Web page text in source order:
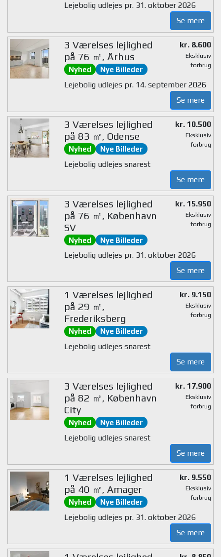
Lejebolig udlejes pr. 31. oktober 2026
Se mere
3 Værelses lejlighed
på 76 ㎡, Århus
Nyhed Nye Billeder
kr. 8.600
Eksklusiv
forbrug
Lejebolig udlejes pr. 14. september 2026
Se mere
3 Værelses lejlighed
på 83 ㎡, Odense
Nyhed Nye Billeder
kr. 10.500
Eksklusiv
forbrug
Lejebolig udlejes snarest
Se mere
3 Værelses lejlighed
på 76 ㎡, København
SV
Nyhed Nye Billeder
kr. 15.950
Eksklusiv
forbrug
Lejebolig udlejes pr. 31. oktober 2026
Se mere
1 Værelses lejlighed
på 29 ㎡,
Frederiksberg
Nyhed Nye Billeder
kr. 9.150
Eksklusiv
forbrug
Lejebolig udlejes snarest
Se mere
3 Værelses lejlighed
på 82 ㎡, København
City
Nyhed Nye Billeder
kr. 17.900
Eksklusiv
forbrug
Lejebolig udlejes snarest
Se mere
1 Værelses lejlighed
på 40 ㎡, Amager
Nyhed Nye Billeder
kr. 9.550
Eksklusiv
forbrug
Lejebolig udlejes pr. 31. oktober 2026
Se mere